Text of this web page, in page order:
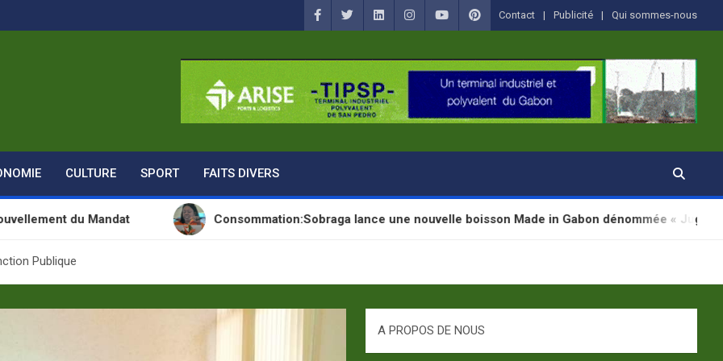
Contact Publicité Qui sommes-nous
CULTURE SPORT FAITS DIVERS
Mandat Consommation:Sobraga lance une nouvelle boisson Made in Gabon dénommée « Jugab »
Publique
A PROPOS DE NOUS